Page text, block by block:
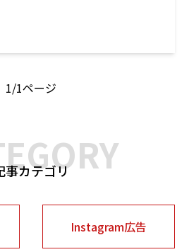
1/1ページ
事カテゴリ
Instagram広告